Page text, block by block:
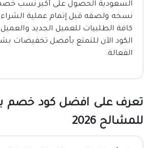
السعودية الحصول على أكبر نسب
نسخه ولصقه قبل إتمام عملية
كافة الطلبيات للعميل الجديد
الكود الآن للتمتع بأفضل تخفيضات
الفعالة.
تعرف على افضل كود خصم
للمشالح 2026